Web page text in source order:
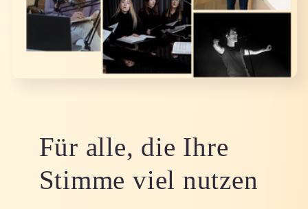
Für alle, die Ihre
Stimme viel nutzen